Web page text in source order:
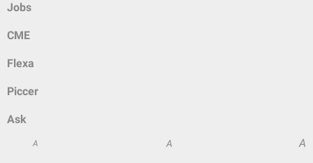
Jobs
CME
Flexa
Piccer
Ask
A A A